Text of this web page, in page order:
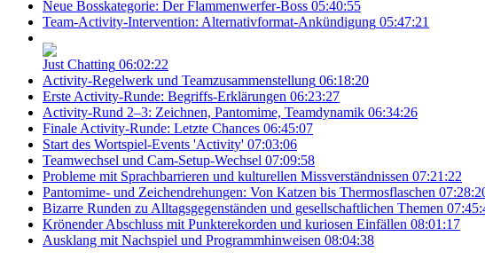
Neue Bosskategorie: Der Flammenwerfer-Boss 05:40:55
Team-Activity-Intervention: Alternativformat-Ankündigung 05:47:21
Just Chatting 06:02:22
Activity-Regelwerk und Teamzusammenstellung 06:18:20
Erste Activity-Runde: Begriffs-Erklärungen 06:23:27
Activity-Rund 2–3: Zeichnen, Pantomime, Teamdynamik 06:34:26
Finale Activity-Runde: Letzte Chances 06:45:07
Start des Wortspiel-Events 'Activity' 07:03:06
Teamwechsel und Cam-Setup-Wechsel 07:09:58
Probleme mit Sprachbarrieren und kulturellen Missverständnissen 07:21:22
Pantomime- und Zeichendrehungen: Von Katzen bis Thermosflaschen
Bizarre Runden zu Alltagsgegenständen und gesellschaftlichen Themen
Krönender Abschluss mit Punkterekorden und kuriosen Einfällen 08:01:17
Ausklang mit Nachspiel und Programmhinweisen 08:04:38